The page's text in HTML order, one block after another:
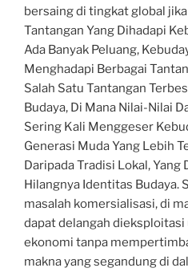
bersaing di tingkat global
Tantangan Yang Dihadapi
Ada Banyak Peluang,
Menghadapi Berbagai
Salah Satu Tantangan
Budaya, Di Mana Nilai-Nilai
Sering Kali Menggeser
Generasi Muda Yang Lebih
Daripada Tradisi Lokal,
Hilangnya Identitas Budaya.
masalah komersialisasi, di
dapat delangah
ekonomi tanpa
makna yang segandung di